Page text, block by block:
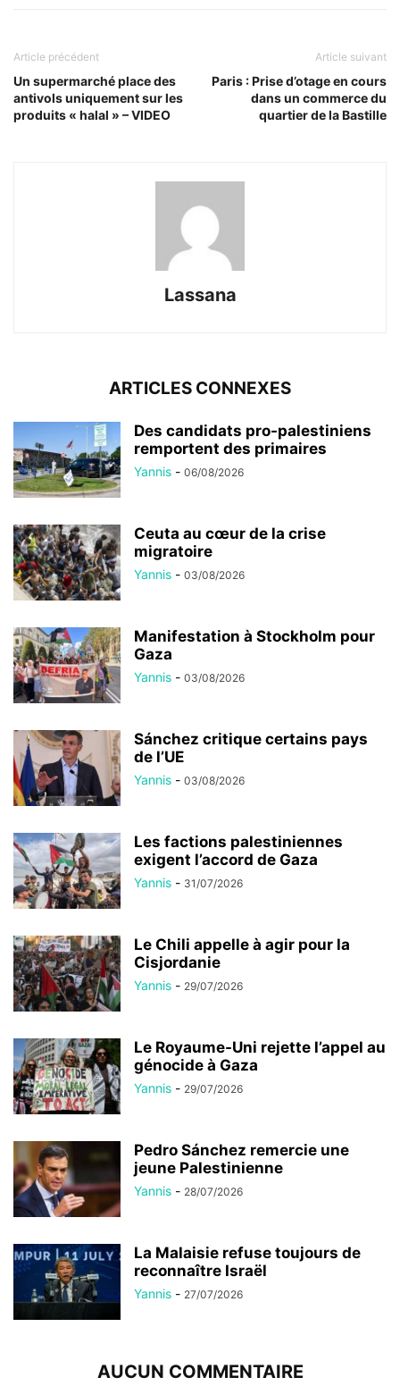
Article précédent
Un supermarché place des
antivols uniquement sur les
produits « halal » – VIDEO
Article suivant
Paris : Prise d’otage en cours
dans un commerce du
quartier de la Bastille
Lassana
ARTICLES CONNEXES
Des candidats pro-palestiniens
remportent des primaires
Yannis - 06/08/2026
Ceuta au cœur de la crise
migratoire
Yannis - 03/08/2026
Manifestation à Stockholm pour
Gaza
Yannis - 03/08/2026
Sánchez critique certains pays
de l’UE
Yannis - 03/08/2026
Les factions palestiniennes
exigent l’accord de Gaza
Yannis - 31/07/2026
Le Chili appelle à agir pour la
Cisjordanie
Yannis - 29/07/2026
Le Royaume-Uni rejette l’appel au
génocide à Gaza
Yannis - 29/07/2026
Pedro Sánchez remercie une
jeune Palestinienne
Yannis - 28/07/2026
La Malaisie refuse toujours de
reconnaître Israël
Yannis - 27/07/2026
AUCUN COMMENTAIRE